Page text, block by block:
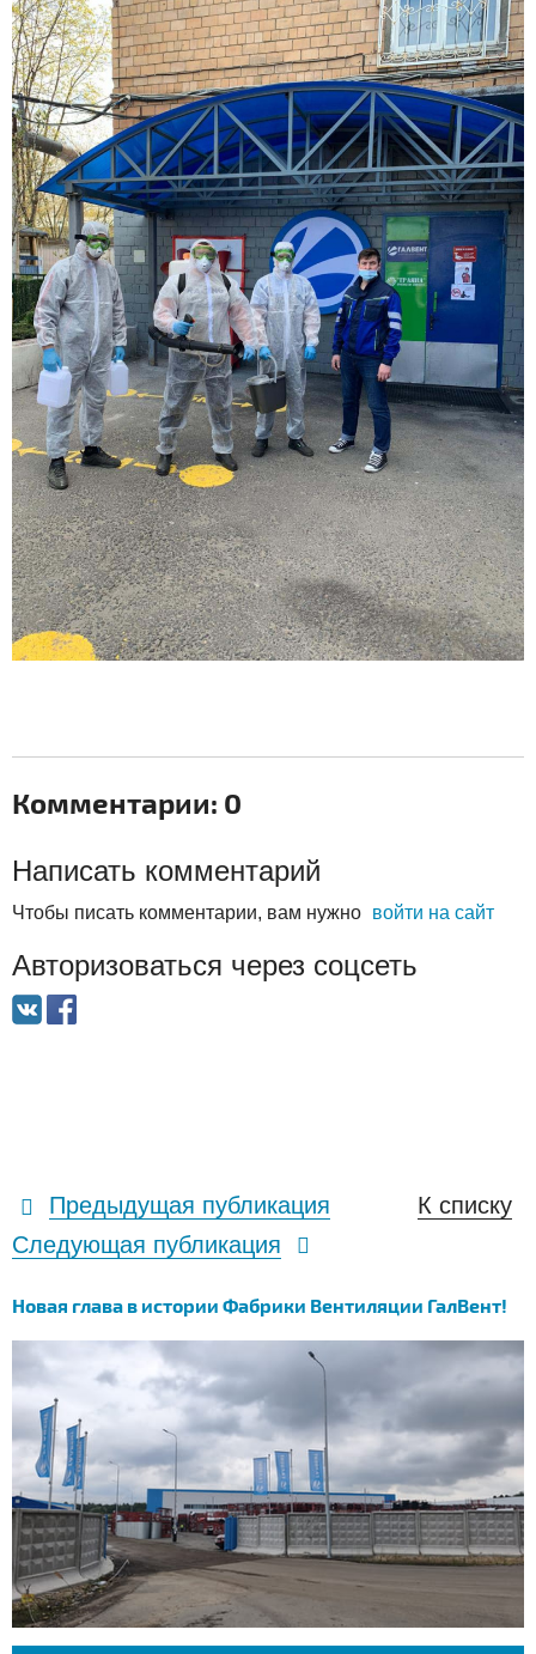
Комментарии: 0
Написать комментарий
Чтобы писать комментарии, вам нужно войти на сайт
Авторизоваться через соцсеть
Предыдущая публикация
К списку
Следующая публикация
Новая глава в истории Фабрики Вентиляции ГалВент!